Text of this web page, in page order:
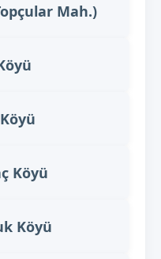
Mah.)
Köyü
Köyü